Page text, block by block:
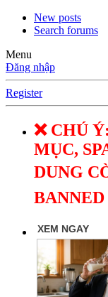
New posts
Search forums
Menu
Đăng nhập
Register
❌ CHÚ
MỤC,
DUNG